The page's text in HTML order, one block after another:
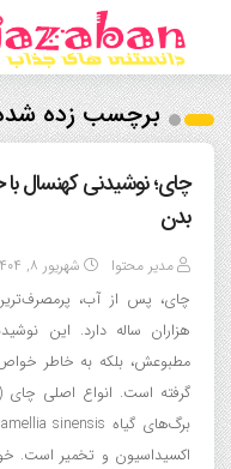
برچسب زده
چای؛ نوشیدنی کهنسال
بدن
مدیر محتوا شهریور ۸, ۱۴۰۴
چای، پس از آب،
هزاران ساله دارد. این
مطبوعش، بلکه به خاطر خواص
گرفته است. انواع اصلی چای
اکسیداسیون و تخمیر است.